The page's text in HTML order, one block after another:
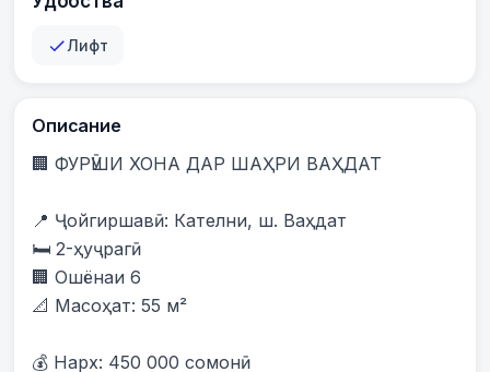
Лифт
Описание
🏢 ФУРӮШИ ХОНА ДАР ШАҲРИ ВАҲДАТ
📍 Ҷойгиршавӣ: Кателни, ш. Ваҳдат
🛏️ 2-ҳуҷрагӣ
🏢 Ошёнаи 6
📐 Масоҳат: 55 м²
💰 Нарх: 450 000 сомонӣ